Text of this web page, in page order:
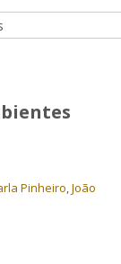
Pinheiro,João